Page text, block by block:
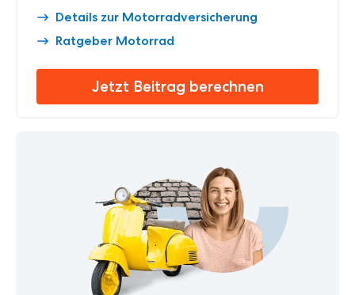
Details zur Motorradversicherung
Ratgeber Motorrad
Jetzt Beitrag berechnen